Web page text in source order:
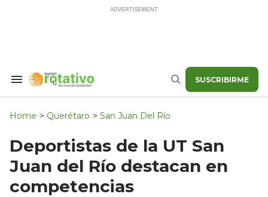
Search
Navigation
Buscar SUSCRIBIRME
Home > Querétaro > San Juan Del Río
Deportistas de la UT San
Juan del Río destacan en
competencias